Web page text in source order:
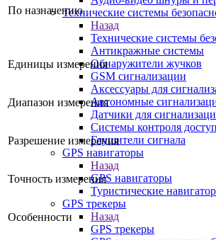
Технические системы
Назад
Технические системы
Антикражные системы
Обнаружители жучков
GSM сигнализации
Аксессуары для
Автономные
Датчики для
Системы контроля
Глушители сигнала
GPS навигаторы
Назад
GPS навигаторы
Туристические
GPS трекеры
Назад
GPS трекеры
По назначению
Единицы измерения
Диапазон измерения
Разрешение измерения
Точность измерения
Особенности